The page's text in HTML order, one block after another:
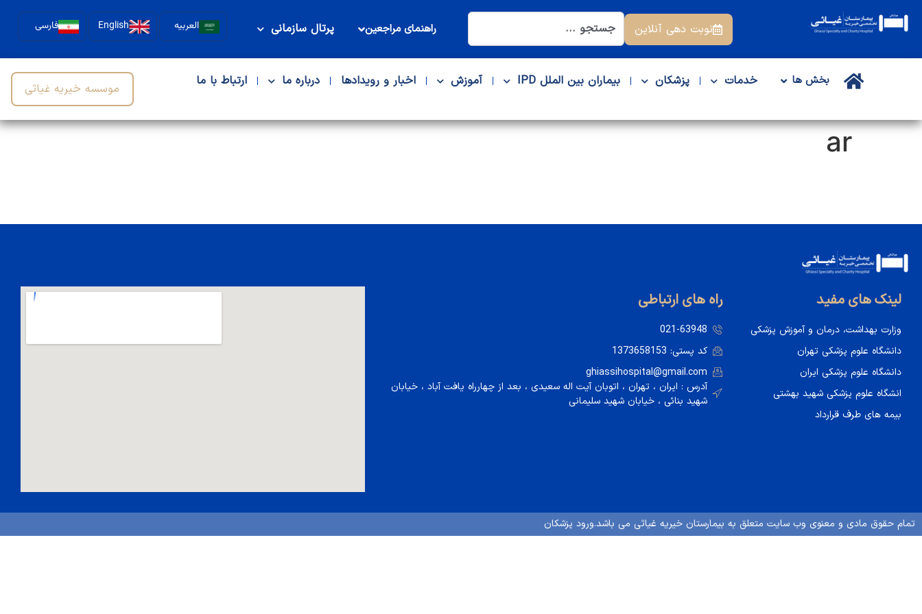
نوبت دهی آنلاین راهنمای مراجعین پرتال سازمانی العربیه English فارسی
بخش ها خدمات پزشکان بیماران بین الملل IPD آموزش اخبار و رویدادها درباره ما ارتباط با ما موسسه خیریه غیاثی
ar
لینک های مفید
وزارت بهداشت، درمان و آموزش پزشکی
دانشگاه علوم پزشکی تهران
دانشگاه علوم پزشکی ایران
انشگاه علوم پزشکی شهید بهشتی
بیمه های طرف قرارداد
راه های ارتباطی
021-63948
کد پستی: 1373658153
ghiassihospital@gmail.com
آدرس : ایران ، تهران ، اتوبان آيت اله سعيدی ، بعد از چهارراه يافت آباد ، خيابان
شهيد بنائی ، خيابان شهيد سليمانی
تمام حقوق مادی و معنوی وب سایت متعلق به بیمارستان خیریه غیاثی می باشد.ورود پزشكان